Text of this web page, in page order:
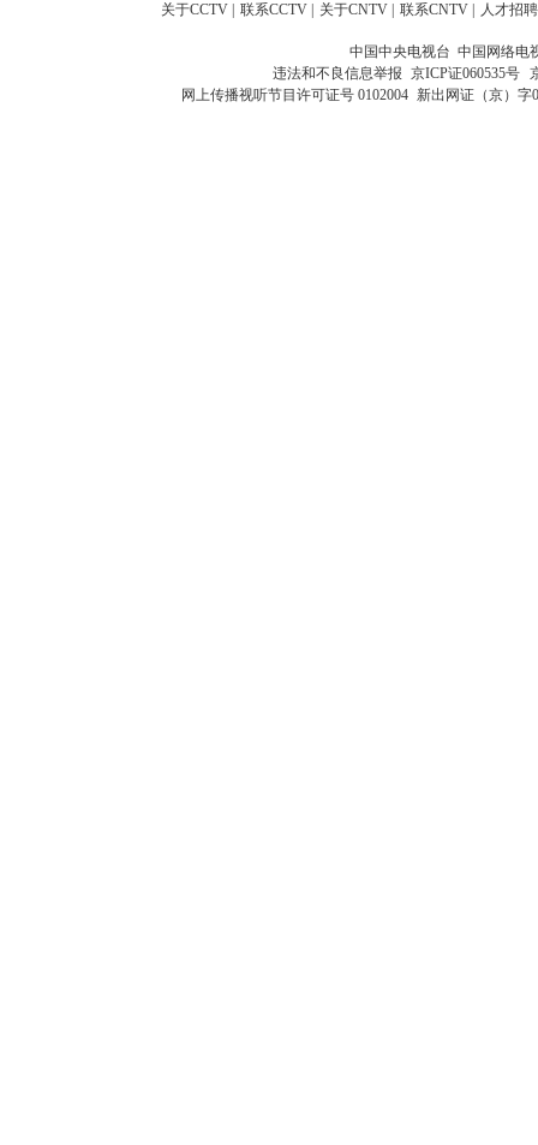
关于CCTV 联系CCTV 关于CNTV 联系CNTV 人才招聘
中国中央电视台 中国网络电
违法和不良信息举报 京ICP证060535号
网上传播视听节目许可证号 0102004 新出网证（京）